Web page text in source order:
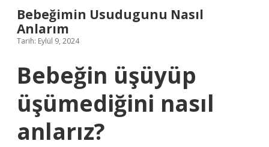
Bebeğimin Usudugunu Nasıl
Anlarım
Tarih: Eylül 9, 2024
Bebeğin üşüyüp
üşümediğini nasıl
anlarız?